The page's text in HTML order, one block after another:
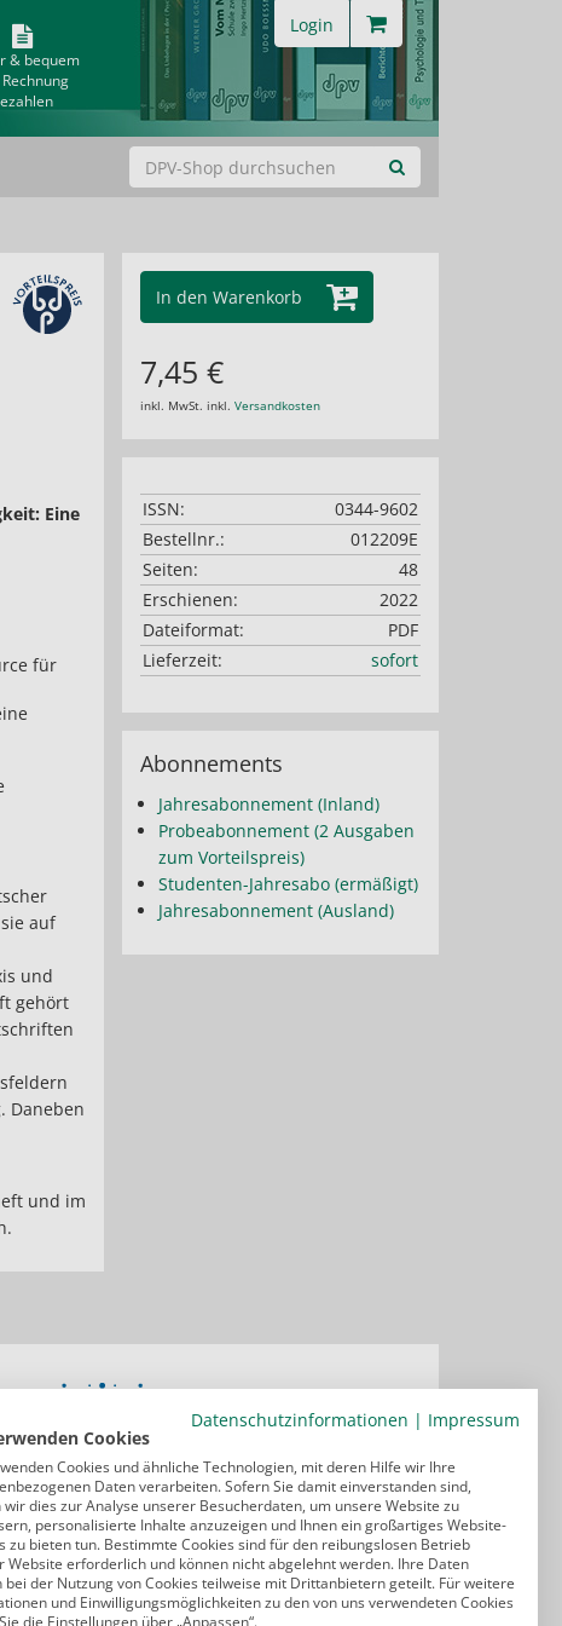
& bequem
Login
Eine
für
auf
und
gehört
Daneben
und im
In den Warenkorb
7,45 €
inkl. MwSt. inkl. Versandkosten
ISSN:
0344-9602
Bestellnr.:
012209E
Seiten:
48
Erschienen:
2022
Dateiformat:
PDF
Lieferzeit:
sofort
Abonnements
Jahresabonnement (Inland)
Probeabonnement (2 Ausgaben
zum Vorteilspreis)
Studenten-Jahresabo (ermäßigt)
Jahresabonnement (Ausland)
Datenschutzinformationen | Impressum
Cookies
Cookies und ähnliche Technologien, mit deren Hilfe wir Ihre
Daten verarbeiten. Sofern Sie damit einverstanden sind,
wir dies zur Analyse unserer Besucherdaten, um unsere Website zu
personalisierte Inhalte anzuzeigen und Ihnen ein großartiges Website-
zu bieten tun. Bestimmte Cookies sind für den reibungslosen Betrieb
Website erforderlich und können nicht abgelehnt werden. Ihre Daten
bei der Nutzung von Cookies teilweise mit Drittanbietern geteilt. Für weitere
und Einwilligungsmöglichkeiten zu den von uns verwendeten Cookies
die Einstellungen über „Anpassen“.